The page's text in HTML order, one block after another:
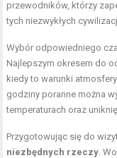
przewodników, którzy
tych niezwykłych
Wybór odpowiedniego
Najlepszym okresem do
kiedy to warunki
godziny poranne można
temperaturach oraz
Przygotowując się do
niezbędnych rzeczy .